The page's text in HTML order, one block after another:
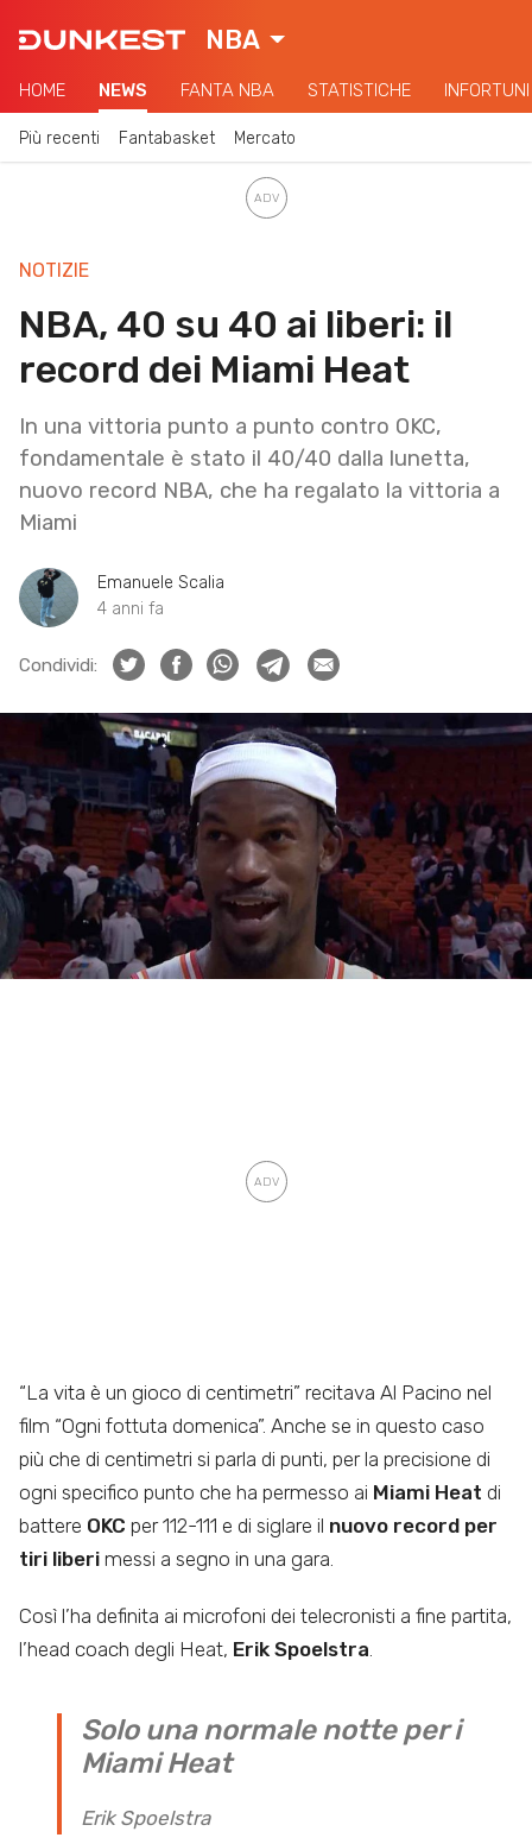
NBA
HOME NEWS FANTA NBA STATISTICHE INFORTUNI
Più recenti Fantabasket Mercato
NOTIZIE
NBA, 40 su 40 ai liberi: il
record dei Miami Heat
In una vittoria punto a punto contro OKC,
fondamentale è stato il 40/40 dalla lunetta,
nuovo record NBA, che ha regalato la vittoria a
Miami
Emanuele Scalia
4 anni fa
Condividi:
“La vita è un gioco di centimetri” recitava Al Pacino nel
film “Ogni fottuta domenica”. Anche se in questo caso
più che di centimetri si parla di punti, per la precisione di
ogni specifico punto che ha permesso ai Miami Heat di
battere OKC per 112-111 e di siglare il nuovo record per
tiri liberi messi a segno in una gara.
Così l’ha definita ai microfoni dei telecronisti a fine partita,
l’head coach degli Heat, Erik Spoelstra.
Solo una normale notte per i
Miami Heat
Erik Spoelstra